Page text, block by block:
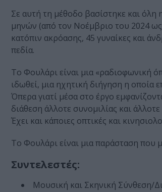
Σε αυτή τη μέθοδο βασίστηκε και όλη
μηνών (από τον Νοέμβριο του 2024 ως
κατόπιν ακρόασης, 45 γυναίκες και
πεδία.
Το Φουλάρι είναι μια «ραδιοφωνική
ιδωθεί, μια ηχητική διήγηση η οποία
Όπερα γιατί μέσα στο έργο
διάθεση άλλοτε συνομιλίας και
Έχει και κάποιες οπτικές και
Το Φουλάρι είναι μια παράσταση που
Συντελεστές:
Μουσική και Σκηνική Σύνθεση/